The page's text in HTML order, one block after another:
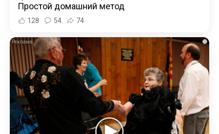
Простой домашний метод
128 54 74
i